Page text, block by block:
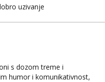
uzivanje
s dozom treme i
humor i komunikativnost,